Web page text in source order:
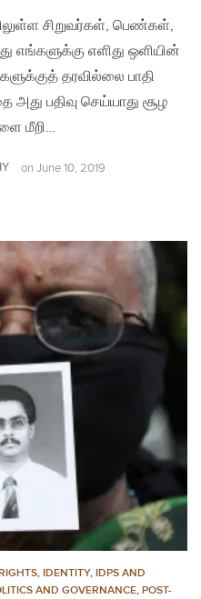
சிறுவர்கள், பெண்கள்,
எங்களுக்கு எளிது ஒளியின்
தரவில்லை பாதி
அது பதிவு செய்யாது சூழ
மீறி…
on June 10, 2019
, IDENTITY, IDPS AND
AND GOVERNANCE, POST-